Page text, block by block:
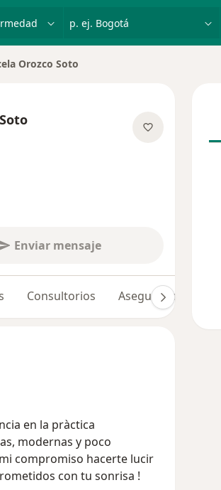
p. ej. Bogotá
Orozco Soto
Enviar mensaje
Consultorios Aseguradoras
en la pràctica
modernas y poco
compromiso hacerte lucir
con tu sonrisa !